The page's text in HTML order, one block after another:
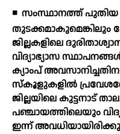
◾ സംസ്ഥാനത്ത്
തുടക്കമാകുമെങ്കിലും
ജില്ലകളിലെ
വിദ്യാഭ്യാസ
ക്യാംപ്
സ്‌കൂളുകളില്‍
ജില്ലയിലെ കുട്ടനാട്
പഞ്ചായത്തിലെയും
ഇന്ന്